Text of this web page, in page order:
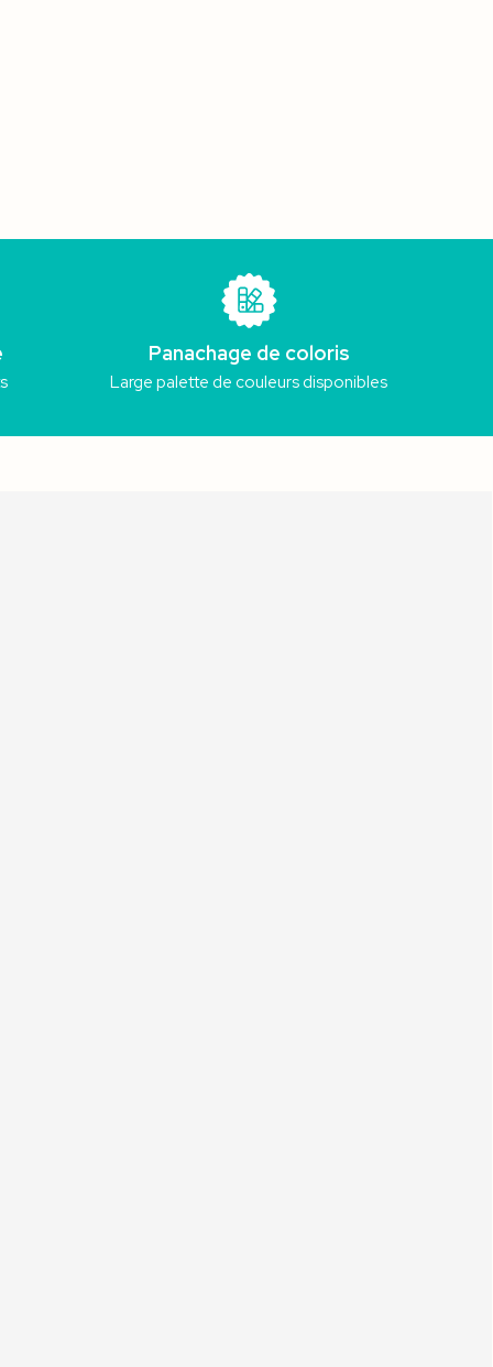
Panachage de coloris
Large palette de couleurs disponibles